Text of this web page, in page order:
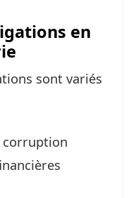
en
sont variés
corruption